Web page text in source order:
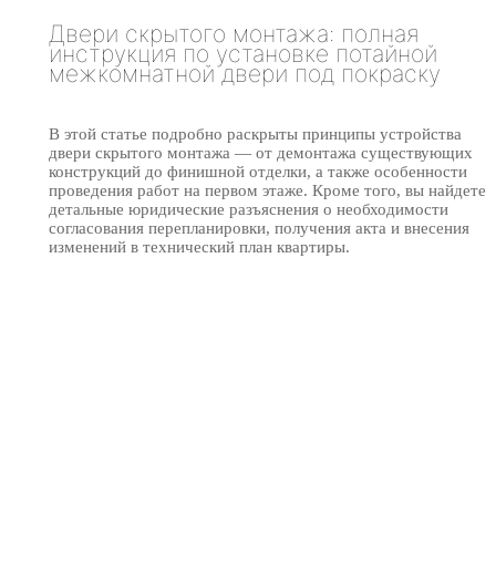
Двери скрытого монтажа: полная
инструкция по установке потайной
межкомнатной двери под покраску
В этой статье подробно раскрыты принципы устройства
двери скрытого монтажа — от демонтажа существующих
конструкций до финишной отделки, а также особенности
проведения работ на первом этаже. Кроме того, вы найдете
детальные юридические разъяснения о необходимости
согласования перепланировки, получения акта и внесения
изменений в технический план квартиры.